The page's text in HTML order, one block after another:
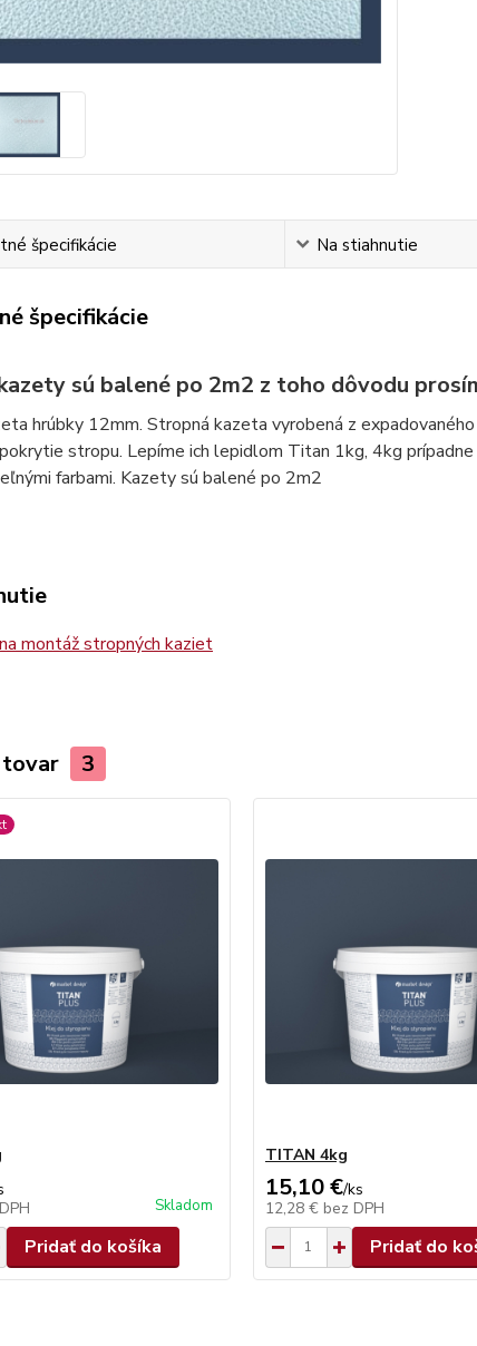
špecifikácie Na stiahnutie
špecifikácie
sú balené po 2m2 z toho dôvodu
hrúbky 12mm. Stropná kazeta vyrobená z
stropu. Lepíme ich lepidlom Titan 1kg, 4kg
farbami. Kazety sú balené po 2m2
montáž stropných kaziet
tovar 3
Skladom
Pridať do košíka
TITAN 4kg
15,10 €/ks
12,28 € bez DPH
Pridať do